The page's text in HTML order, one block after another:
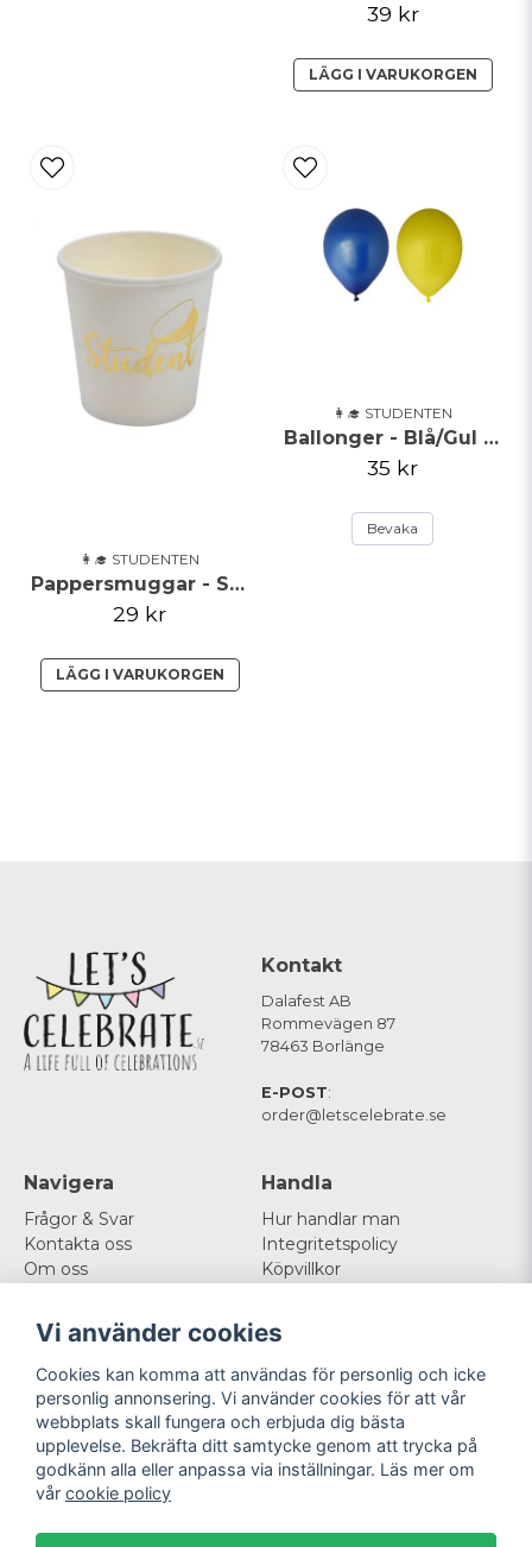
39 kr
LÄGG I VARUKORGEN
👩‍🎓 STUDENTEN
Pappersmuggar - Student - 8 pack
29 kr
LÄGG I VARUKORGEN
👩‍🎓 STUDENTEN
Ballonger - Blå/Gul - 6pack
35 kr
Bevaka
Kontakt
Dalafest AB
Rommevägen 87
78463 Borlänge
E-POST:
order@letscelebrate.se
Navigera
Frågor & Svar
Kontakta oss
Om oss
Handla
Hur handlar man
Integritetspolicy
Köpvillkor
Mitt konto
Logga in
Registrera dig
Glömt lösenord?
Följ oss
Facebook
Instagram
Betala enkelt Vi levererar med
Vi använder cookies
Cookies kan komma att användas för personlig och icke
personlig annonsering. Vi använder cookies för att vår
webbplats skall fungera och erbjuda dig bästa
upplevelse. Bekräfta ditt samtycke genom att trycka på
godkänn alla eller anpassa via inställningar. Läs mer om
vår cookie policy